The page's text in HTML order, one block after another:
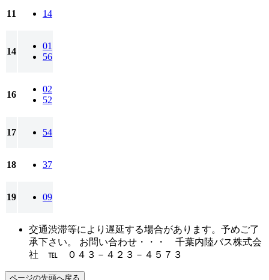
11 14
14
01
56
16
02
52
17 54
18 37
19 09
交通渋滞等により遅延する場合があります。予めご了
承下さい。 お問い合わせ・・・ 千葉内陸バス株式会
社 ℡ ０４３－４２３－４５７３
ページの先頭へ戻る